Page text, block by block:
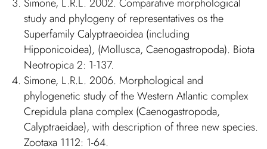
study and phylogeny of representatives os the
Superfamily Calyptraeoidea (including
Hipponicoidea), (Mollusca, Caenogastropoda). Biota
Neotropica 2: 1-137.
Simone, L.R.L. 2006. Morphological and
phylogenetic study of the Western Atlantic complex
Crepidula plana complex (Caenogastropoda,
Calyptraeidae), with description of three new species.
Zootaxa 1112: 1-64.